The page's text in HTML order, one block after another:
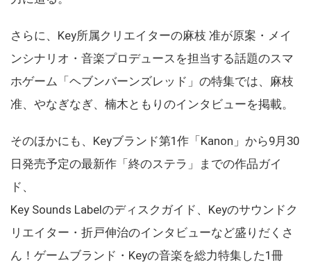
さらに、Key所属クリエイターの麻枝 准が原案・メイ
ンシナリオ・音楽プロデュースを担当する話題のスマ
ホゲーム「ヘブンバーンズレッド」の特集では、麻枝
准、やなぎなぎ、楠木ともりのインタビューを掲載。
そのほかにも、Keyブランド第1作「Kanon」から9月30
日発売予定の最新作「終のステラ」までの作品ガイ
ド、
Key Sounds Labelのディスクガイド、Keyのサウンドク
リエイター・折戸伸治のインタビューなど盛りだくさ
ん！ゲームブランド・Keyの音楽を総力特集した1冊